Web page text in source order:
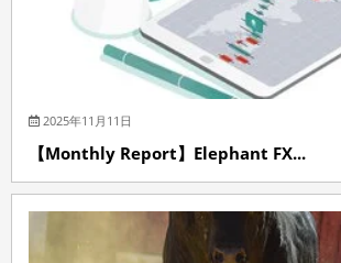
2025年11月11日
【Monthly Report】Elephant FX...